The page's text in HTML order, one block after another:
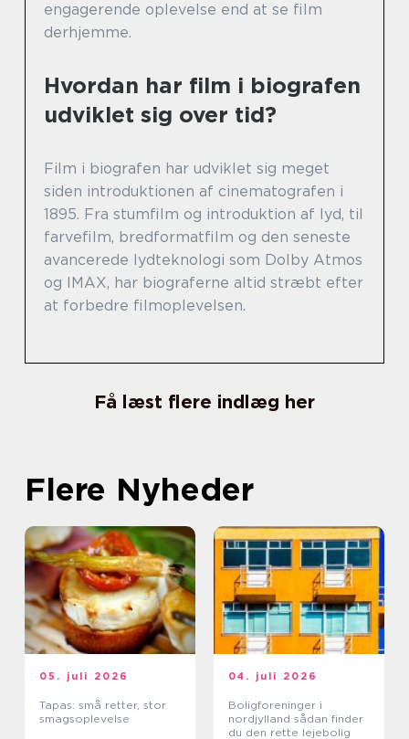
engagerende oplevelse end at se film
derhjemme.
Hvordan har film i biografen
udviklet sig over tid?
Film i biografen har udviklet sig meget
siden introduktionen af cinematografen i
1895. Fra stumfilm og introduktion af lyd, til
farvefilm, bredformatfilm og den seneste
avancerede lydteknologi som Dolby Atmos
og IMAX, har biograferne altid stræbt efter
at forbedre filmoplevelsen.
Få læst flere indlæg her
Flere Nyheder
05. juli 2026
Tapas: små retter, stor
smagsoplevelse
04. juli 2026
Boligforeninger i
nordjylland sådan finder
du den rette lejebolig